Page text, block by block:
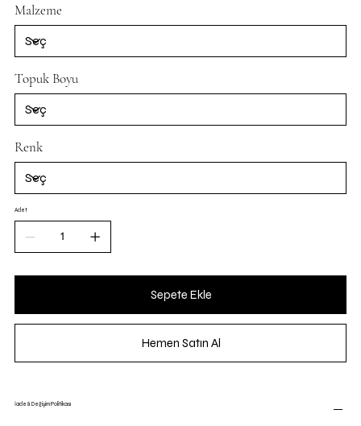
Malzeme
Topuk Boyu
Renk
Adet
Sepete Ekle
Hemen Satın Al
İade & Değişim Politikası